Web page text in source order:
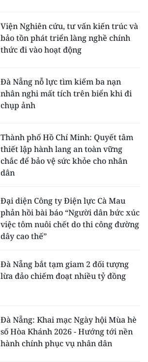
Viện Nghiên cứu, tư vấn kiến trúc và
bảo tồn phát triển làng nghề chính
thức đi vào hoạt động
Đà Nẵng nỗ lực tìm kiếm ba nạn
nhân nghi mất tích trên biển khi đi
chụp ảnh
Thành phố Hồ Chí Minh: Quyết tâm
thiết lập hành lang an toàn vững
chắc để bảo vệ sức khỏe cho nhân
dân
Đại diện Công ty Điện lực Cà Mau
phản hồi bài báo “Người dân bức xúc
việc tôm nuôi chết do thi công đường
dây cao thế”
Đà Nẵng bắt tạm giam 2 đối tượng
lừa đảo chiếm đoạt nhiều tỷ đồng
Đà Nẵng: Khai mạc Ngày hội Mùa hè
số Hòa Khánh 2026 - Hướng tới nền
hành chính phục vụ nhân dân